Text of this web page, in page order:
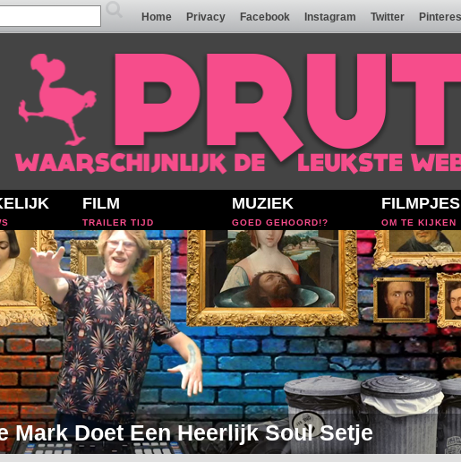
Home Privacy Facebook Instagram Twitter
FILM
TRAILER TIJD
MUZIEK
GOED GEHOORD!?
FILMPJES
OM TE KIJKEN
Mark Doet Een Heerlijk Soul Setje